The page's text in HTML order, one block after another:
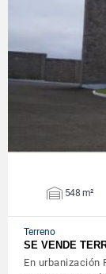
548 m²
Terreno
SE VENDE
En urbanización